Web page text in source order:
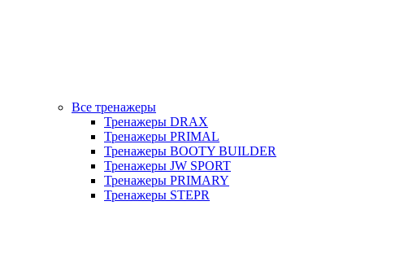
Все тренажеры
Тренажеры DRAX
Тренажеры PRIMAL
Тренажеры BOOTY BUILDER
Тренажеры JW SPORT
Тренажеры PRIMARY
Тренажеры STEPR